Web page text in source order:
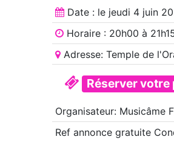
Date : le jeudi 4 juin
Horaire : 20h00 à
Adresse: Temple de
Réserver votre
Organisateur: Musicâme
Ref annoncegratuite